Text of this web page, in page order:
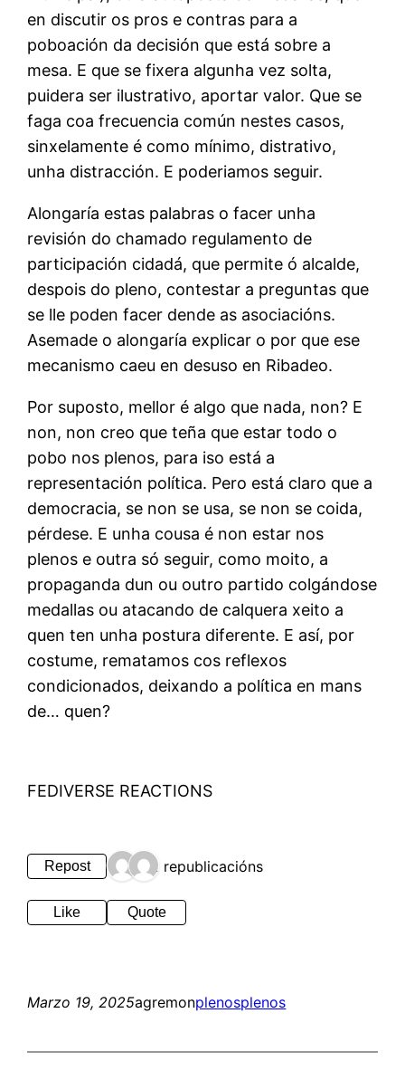
en discutir os pros e contras para a
poboación da decisión que está sobre a
mesa. E que se fixera algunha vez solta,
puidera ser ilustrativo, aportar valor. Que se
faga coa frecuencia común nestes casos,
sinxelamente é como mínimo, distrativo,
unha distracción. E poderiamos seguir.
Alongaría estas palabras o facer unha
revisión do chamado regulamento de
participación cidadá, que permite ó alcalde,
despois do pleno, contestar a preguntas que
se lle poden facer dende as asociacións.
Asemade o alongaría explicar o por que ese
mecanismo caeu en desuso en Ribadeo.
Por suposto, mellor é algo que nada, non? E
non, non creo que teña que estar todo o
pobo nos plenos, para iso está a
representación política. Pero está claro que a
democracia, se non se usa, se non se coida,
pérdese. E unha cousa é non estar nos
plenos e outra só seguir, como moito, a
propaganda dun ou outro partido colgándose
medallas ou atacando de calquera xeito a
quen ten unha postura diferente. E así, por
costume, rematamos cos reflexos
condicionados, deixando a política en mans
de… quen?
FEDIVERSE REACTIONS
Repost 2 republicacións
Like Quote
Marzo 19, 2025agremonplenosplenos